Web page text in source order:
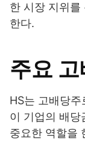
한 시장 지위를
한다.
주요
HS는 고배당
이 기업의 배당
중요한 역할을